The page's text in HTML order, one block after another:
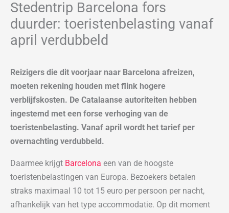
Stedentrip Barcelona fors
duurder: toeristenbelasting vanaf
april verdubbeld
Reizigers die dit voorjaar naar Barcelona afreizen,
moeten rekening houden met flink hogere
verblijfskosten. De Catalaanse autoriteiten hebben
ingestemd met een forse verhoging van de
toeristenbelasting. Vanaf april wordt het tarief per
overnachting verdubbeld.
Daarmee krijgt Barcelona een van de hoogste
toeristenbelastingen van Europa. Bezoekers betalen
straks maximaal 10 tot 15 euro per persoon per nacht,
afhankelijk van het type accommodatie. Op dit moment